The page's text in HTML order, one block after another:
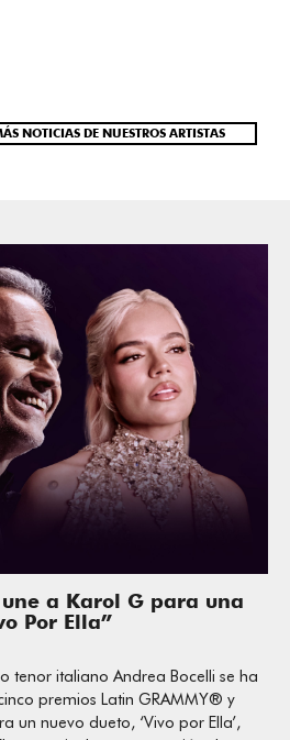
NOTICIAS DE NUESTROS ARTISTAS
a Karol G para una
Por Ella”
tenor italiano Andrea Bocelli se ha
premios Latin GRAMMY® y
un nuevo dueto, ‘Vivo por Ella’,